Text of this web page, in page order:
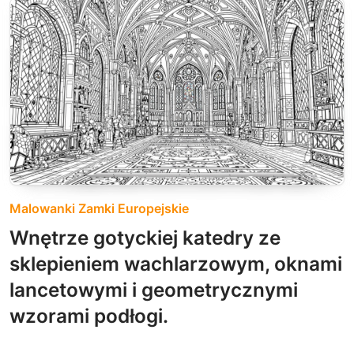
Malowanki Zamki Europejskie
Wnętrze gotyckiej katedry ze
sklepieniem wachlarzowym, oknami
lancetowymi i geometrycznymi
wzorami podłogi.